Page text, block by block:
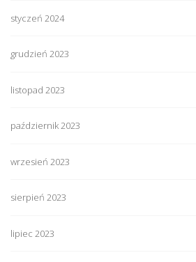
styczeń 2024
grudzień 2023
listopad 2023
październik 2023
wrzesień 2023
sierpień 2023
lipiec 2023